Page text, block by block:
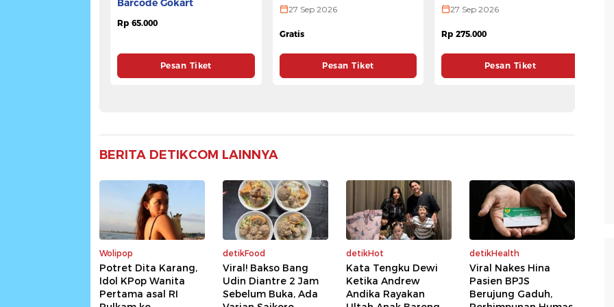
Rp 65.000
Pendaftaran Kualifikasi GTR
27 Sep 2026
Gratis
GTR ULTRA 2026
27 Sep 2026
Rp 275.000
BERITA DETIKCOM LAINNYA
Wolipop
Potret Dita Karang,
Idol KPop Wanita
Pertama asal RI
detikFood
Viral! Bakso Bang
Udin Diantre 2 Jam
Sebelum Buka, Ada
detikHot
Kata Tengku Dewi
Ketika Andrew
Andika Rayakan
detikHealth
Viral Nakes Hina
Pasien BPJS
Berujung Gaduh,